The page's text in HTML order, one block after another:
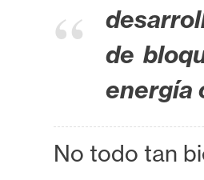
l
i
a
d
de
energía
No todo tan